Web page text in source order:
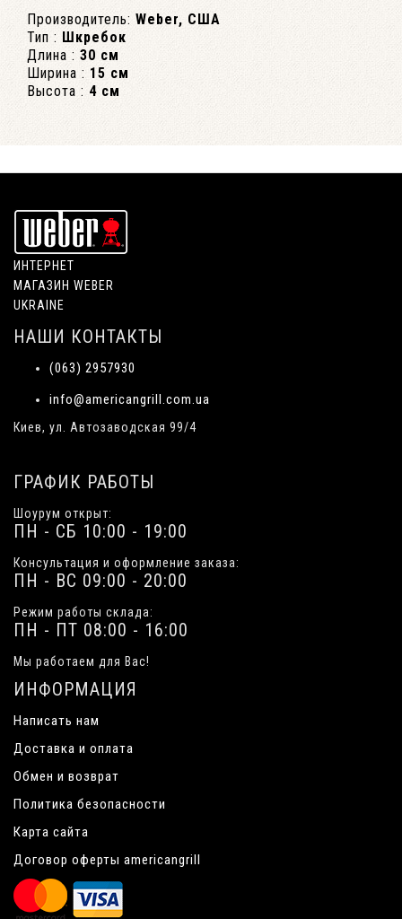
Производитель: Weber, США
Тип : Шкребок
Длина : 30 см
Ширина : 15 см
Высота : 4 см
ИНТЕРНЕТ
МАГАЗИН WEBER
UKRAINE
НАШИ КОНТАКТЫ
(063) 2957930
info@americangrill.com.ua
Киев, ул. Автозаводская 99/4
ГРАФИК РАБОТЫ
Шоурум открыт:
ПН - СБ 10:00 - 19:00
Консультация и оформление заказа:
ПН - ВС 09:00 - 20:00
Режим работы склада:
ПН - ПТ 08:00 - 16:00
Мы работаем для Вас!
ИНФОРМАЦИЯ
Написать нам
Доставка и оплата
Обмен и возврат
Политика безопасности
Карта сайта
Договор оферты americangrill